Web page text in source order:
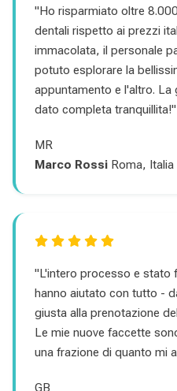
"Ho risparmiato oltre
dentali rispetto ai prezzi
immacolata, il personale
potuto esplorare la
appuntamento e l'altro. La
dato completa tranquillita!"
MR
Marco Rossi Roma,
"L'intero processo e stato
hanno aiutato con tutto -
giusta alla prenotazione
Le mie nuove faccette
una frazione di quanto mi
GB